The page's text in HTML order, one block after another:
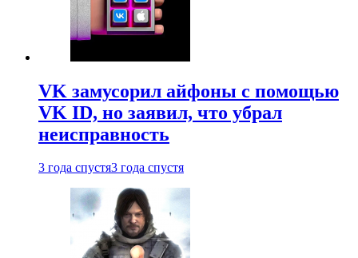
VK замусорил айфоны с помощью
VK ID, но заявил, что убрал
неисправность
3 года спустя3 года спустя